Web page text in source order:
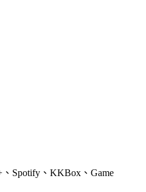
Spotify、KKBox、Game